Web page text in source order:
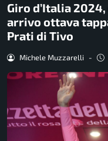
Giro d’Italia
arrivo ottava
Prati di Tivo
Michele Muzzarelli -